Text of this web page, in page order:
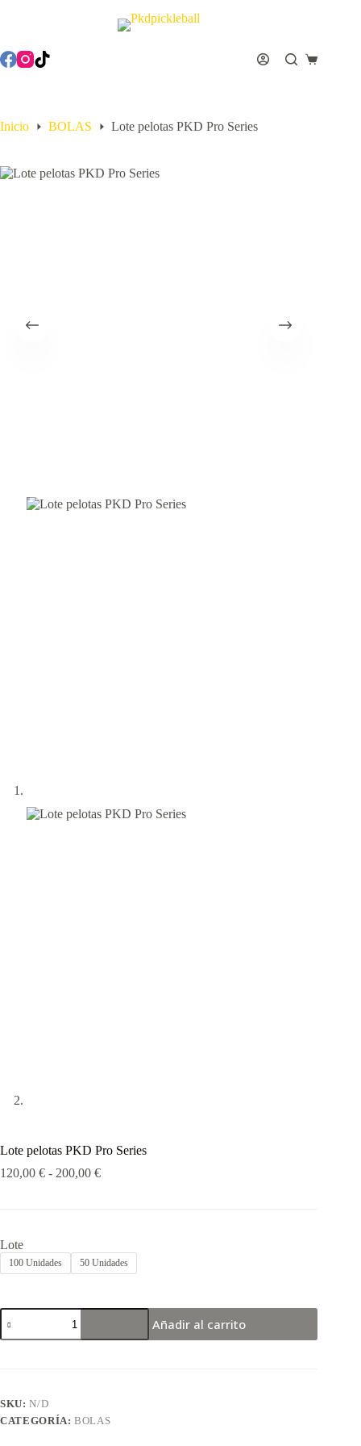
Inicio BOLAS Lote pelotas PKD Pro Series
Lote pelotas PKD Pro Series
120,00 € - 200,00 €
Lote
100 Unidades 50 Unidades
Añadir al carrito
SKU:N/D
CATEGORÍA:BOLAS